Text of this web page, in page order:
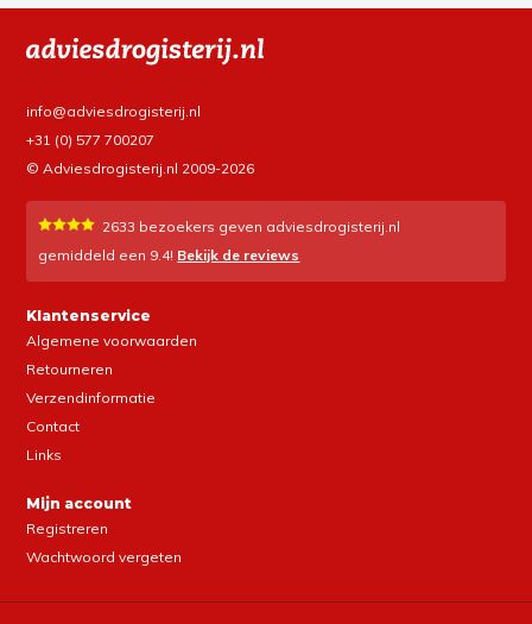
info@adviesdrogisterij.nl
+31 (0) 577 700207
© Adviesdrogisterij.nl 2009-2026
2633 bezoekers geven adviesdrogisterij.nl
gemiddeld een 9.4! Bekijk de reviews
Klantenservice
Algemene voorwaarden
Retourneren
Verzendinformatie
Contact
Links
Mijn account
Registreren
Wachtwoord vergeten